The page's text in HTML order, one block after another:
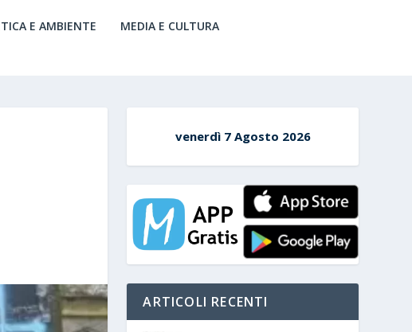
E AMBIENTE MEDIA E CULTURA
venerdì 7 Agosto 2026
ARTICOLI RECENTI